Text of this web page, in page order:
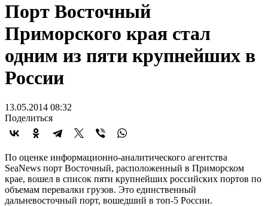
Порт Восточный
Приморского края стал
одним из пяти крупнейших в
России
13.05.2014 08:32
Поделиться
По оценке информационно-аналитического агентства
SeaNews порт Восточный, расположенный в Приморском
крае, вошел в список пяти крупнейших российских портов по
объемам перевалки грузов. Это единственный
дальневосточный порт, вошедший в топ-5 России.